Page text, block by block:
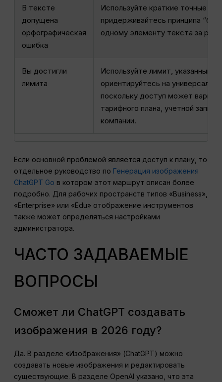
В тексте
допущена
орфографическая
ошибка
Используйте краткие точные
придерживайтесь принципа
одному элементу текста за раз.
Вы достигли
лимита
Используйте лимит, указанный
ориентируйтесь на
поскольку доступ может
тарифного плана, учетной
компании.
Если основной проблемой является доступ к плану, то
отдельное руководство по Генерация изображения
ChatGPT Go в котором этот маршрут описан более
подробно. Для рабочих пространств типов «Business»,
«Enterprise» или «Edu» отображение инструментов
также может определяться настройками
администратора.
ЧАСТО ЗАДАВАЕМЫЕ
ВОПРОСЫ
Сможет ли ChatGPT создавать
изображения в 2026 году?
Да. В разделе «Изображения» (ChatGPT) можно
создавать новые изображения и редактировать
существующие. В разделе OpenAI указано, что эта